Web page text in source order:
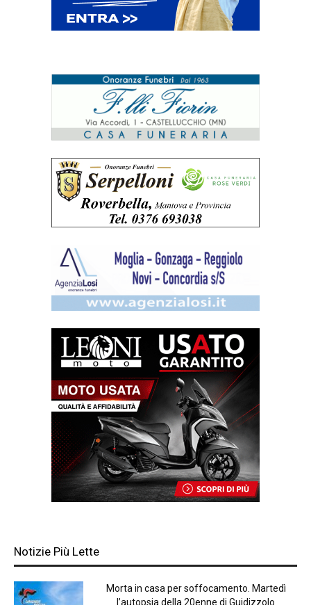
Notizie Più Lette
Morta in casa per soffocamento. Martedì
l’autopsia della 20enne di Guidizzolo